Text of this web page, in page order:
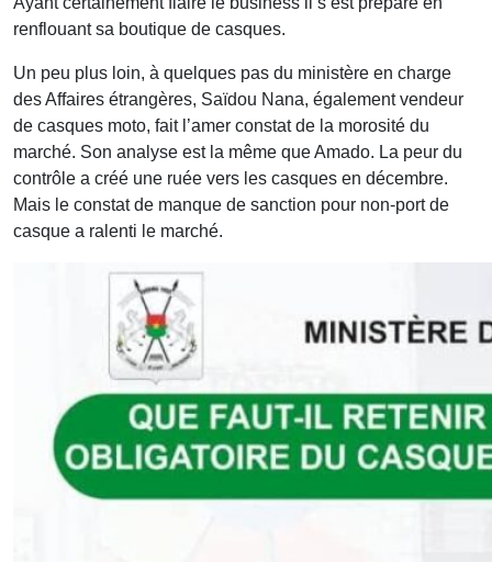
renflouant sa boutique de casques.
Un peu plus loin, à quelques pas du ministère en charge
des Affaires étrangères, Saïdou Nana, également vendeur
de casques moto, fait l’amer constat de la morosité du
marché. Son analyse est la même que Amado. La peur du
contrôle a créé une ruée vers les casques en décembre.
Mais le constat de manque de sanction pour non-port de
casque a ralenti le marché.